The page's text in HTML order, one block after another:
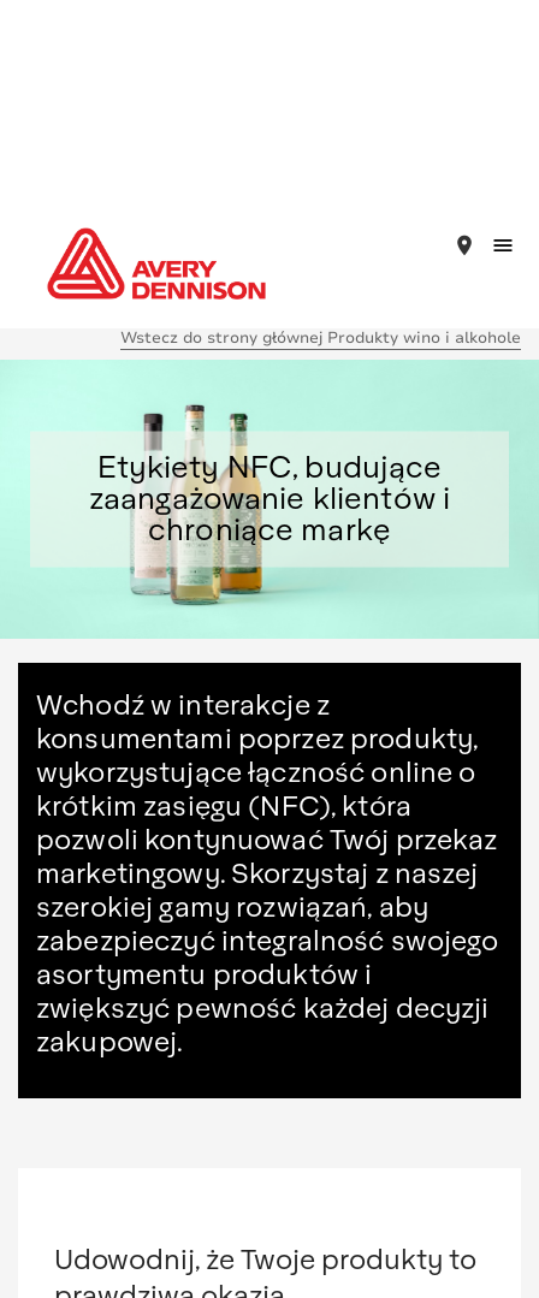
place
Wstecz do strony głównej Produkty wino i alkohole
Etykiety NFC, budujące
zaangażowanie klientów i
chroniące markę
Wchodź w interakcje z
konsumentami poprzez produkty,
wykorzystujące łączność online o
krótkim zasięgu (NFC), która
pozwoli kontynuować Twój przekaz
marketingowy. Skorzystaj z naszej
szerokiej gamy rozwiązań, aby
zabezpieczyć integralność swojego
asortymentu produktów i
zwiększyć pewność każdej decyzji
zakupowej.
Udowodnij, że Twoje produkty to